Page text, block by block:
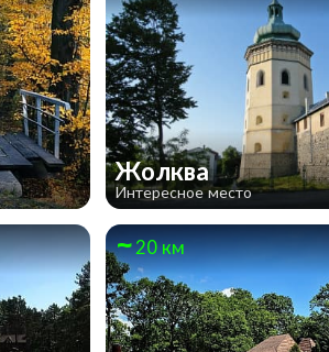
Жолква
Интересное место
20 км